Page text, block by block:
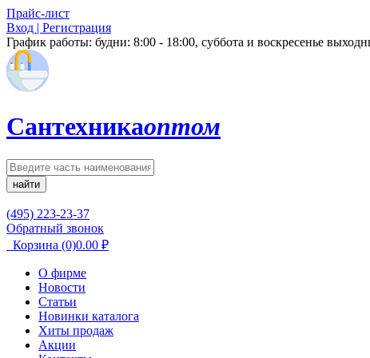
Прайс-лист
Вход | Регистрация
График работы: будни: 8:00 - 18:00, суббота и воскресенье
Сантехникаоптом
найти
(495) 223-23-37
Обратный звонок
Корзина (0)0.00 ₽
О фирме
Новости
Статьи
Новинки каталога
Хиты продаж
Акции